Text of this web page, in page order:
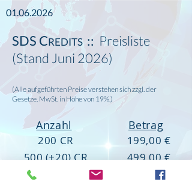
01.06.2026
SDS CREDITS :: Preisliste
(Stand Juni 2026)
(Alle aufgeführten Preise verstehen sich zzgl. der
Gesetze. MwSt. in Höhe von 19%.)
Anzahl
200 CR
500 (+20) CR
1.000 (+80) CR
Betrag
199,00 €
499,00 €
999,00 €